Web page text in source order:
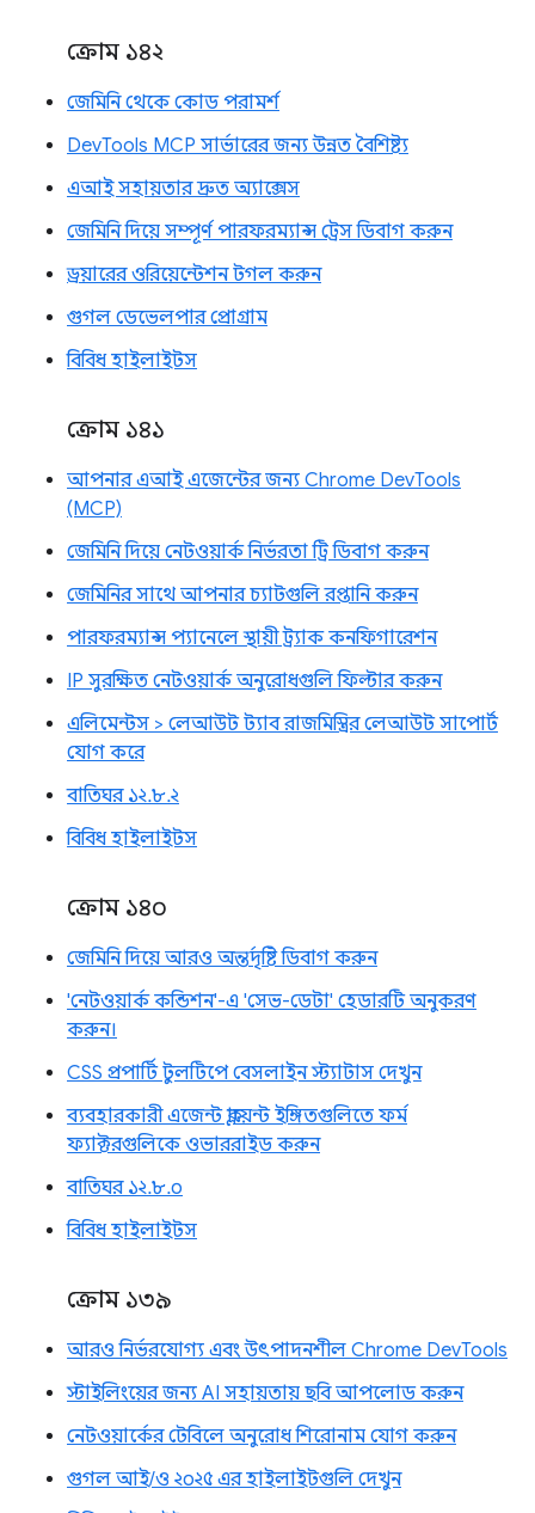
ক্রোম ১৪২
জেমিনি থেকে কোড পরামর্শ
DevTools MCP সার্ভারের জন্য উন্নত বৈশিষ্ট্য
এআই সহায়তার দ্রুত অ্যাক্সেস
জেমিনি দিয়ে সম্পূর্ণ পারফরম্যান্স ট্রেস ডিবাগ করুন
ড্রয়ারের ওরিয়েন্টেশন টগল করুন
গুগল ডেভেলপার প্রোগ্রাম
বিবিধ হাইলাইটস
ক্রোম ১৪১
আপনার এআই এজেন্টের জন্য Chrome DevTools
(MCP)
জেমিনি দিয়ে নেটওয়ার্ক নির্ভরতা ট্রি ডিবাগ করুন
জেমিনির সাথে আপনার চ্যাটগুলি রপ্তানি করুন
পারফরম্যান্স প্যানেলে স্থায়ী ট্র্যাক কনফিগারেশন
IP সুরক্ষিত নেটওয়ার্ক অনুরোধগুলি ফিল্টার করুন
এলিমেন্টস > লেআউট ট্যাব রাজমিস্ত্রির লেআউট সাপোর্ট
যোগ করে
বাতিঘর ১২.৮.২
বিবিধ হাইলাইটস
ক্রোম ১৪০
জেমিনি দিয়ে আরও অন্তর্দৃষ্টি ডিবাগ করুন
'নেটওয়ার্ক কন্ডিশন'-এ 'সেভ-ডেটা' হেডারটি অনুকরণ
করুন।
CSS প্রপার্টি টুলটিপে বেসলাইন স্ট্যাটাস দেখুন
ব্যবহারকারী এজেন্ট ক্লায়েন্ট ইঙ্গিতগুলিতে ফর্ম
ফ্যাক্টরগুলিকে ওভাররাইড করুন
বাতিঘর ১২.৮.০
বিবিধ হাইলাইটস
ক্রোম ১৩৯
আরও নির্ভরযোগ্য এবং উৎপাদনশীল Chrome DevTools
স্টাইলিংয়ের জন্য AI সহায়তায় ছবি আপলোড করুন
নেটওয়ার্কের টেবিলে অনুরোধ শিরোনাম যোগ করুন
গুগল আই/ও ২০২৫ এর হাইলাইটগুলি দেখুন